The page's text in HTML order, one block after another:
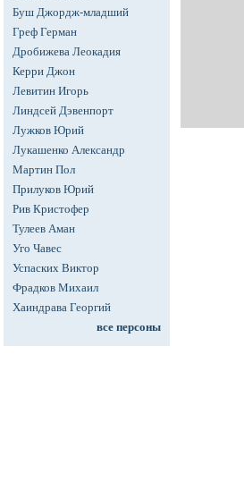
Буш Джордж-младший
Греф Герман
Дробижева Леокадия
Керри Джон
Левитин Игорь
Линдсей Дэвенпорт
Лужков Юрий
Лукашенко Александр
Мартин Пол
Прилуков Юрий
Рив Кристофер
Тулеев Аман
Уго Чавес
Успаских Виктор
Фрадков Михаил
Хаиндрава Георгий
все персоны